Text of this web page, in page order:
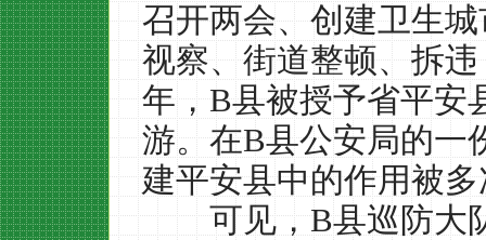
召开两会、创建卫生
视察、街道整顿、拆
年，B县被授予省平安
游。在B县公安局的一
建平安县中的作用被
可见，B县巡防大